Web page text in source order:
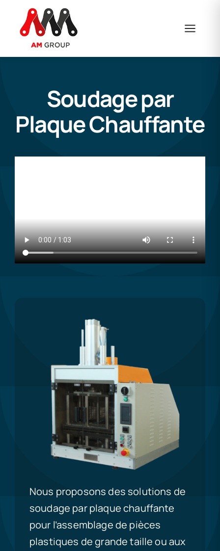
content
Soudage par
Plaque Chauffante
Nous proposons des solutions de
soudage par plaque chauffante
pour l’assemblage de pièces
plastiques de grande taille ou aux